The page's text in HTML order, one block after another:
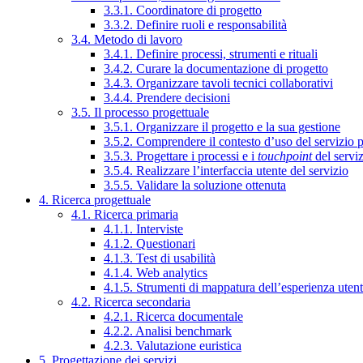
3.3.1. Coordinatore di progetto
3.3.2. Definire ruoli e responsabilità
3.4. Metodo di lavoro
3.4.1. Definire processi, strumenti e rituali
3.4.2. Curare la documentazione di progetto
3.4.3. Organizzare tavoli tecnici collaborativi
3.4.4. Prendere decisioni
3.5. Il processo progettuale
3.5.1. Organizzare il progetto e la sua gestione
3.5.2. Comprendere il contesto d’uso del servizio
3.5.3. Progettare i processi e i touchpointdel
3.5.4. Realizzare l’interfaccia utente del servizio
3.5.5. Validare la soluzione ottenuta
4. Ricerca progettuale
4.1. Ricerca primaria
4.1.1. Interviste
4.1.2. Questionari
4.1.3. Test di usabilità
4.1.4. Web analytics
4.1.5. Strumenti di mappatura dell’esperienza
4.2. Ricerca secondaria
4.2.1. Ricerca documentale
4.2.2. Analisi benchmark
4.2.3. Valutazione euristica
5. Progettazione dei servizi